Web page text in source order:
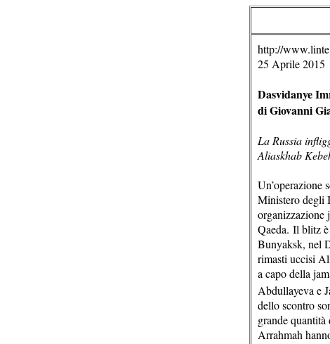
http://
25 Aprile 2015
Dasvidanye
di Giovanni
La Russia
Aliaskhab
Un’operazione
Ministero degli
organizzazione
Qaeda. Il blitz
Bunyaksk, nel
rimasti uccisi
a capo della
Abdullayeva e
dello scontro
grande
Arrahmah